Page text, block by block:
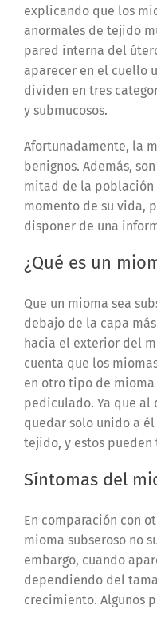
explicando que los
anormales de tejido
pared interna del
aparecer en el cuello
dividen en tres
y submucosos.
Afortunadamente, la
benignos. Además,
mitad de la población
momento de su vida,
disponer de una
¿Qué es un
Que un mioma sea
debajo de la capa
hacia el exterior del
cuenta que los
en otro tipo de
pediculado. Ya que al
quedar solo unido a
tejido, y estos pueden
Síntomas del
En comparación con
mioma subseroso no
embargo, cuando
dependiendo del
crecimiento. Algunos